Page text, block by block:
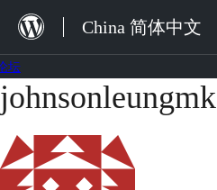
内
容
China 简体中文
坛
跳
至
内
容
johnsonleungmk